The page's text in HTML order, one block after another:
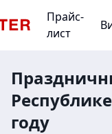
Прайс-
лист
году